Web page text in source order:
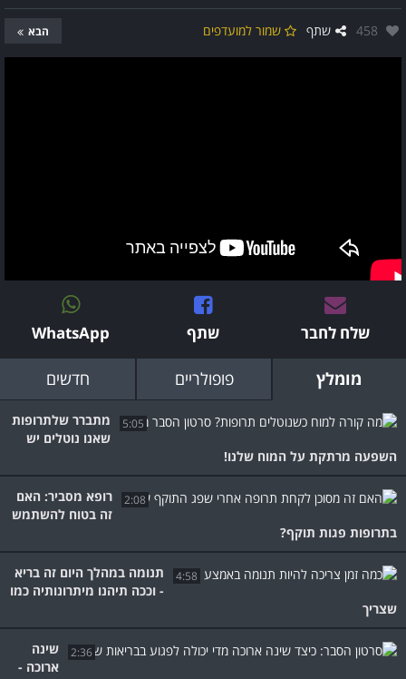
אהבו:
458 שתף שמור למועדפים הבא
שלח לחבר שתף WhatsApp
מומלץ פופולריים חדשים
5:05
מתברר שלתרופות
שאנו נוטלים יש
השפעה מרתקת על המוח שלנו!
2:08
רופא מסביר: האם
זה בטוח להשתמש
בתרופות פגות תוקף?
4:58
תנומה במהלך היום זה בריא
- וככה תיהנו מיתרונותיה כמו
שצריך
2:36
שינה
ארוכה -